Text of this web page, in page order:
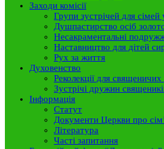
Заходи комісії
Групи зустрічей для сімей
Душпастирство осіб
Несакраментальні
Наставництво для дітей
Рух за життя
Духовенство
Реколекції для
Зустрічі дружин
Інформація
Статут
Документи Церкви про
Література
Часті запитання